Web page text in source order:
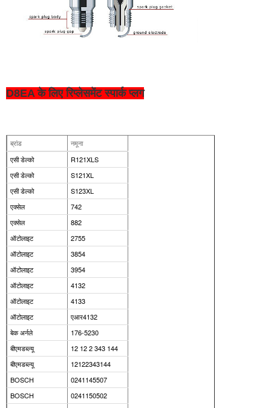
D8EA के लिए रिप्लेसमेंट स्पार्क प्लग
ब्रांड
नमूना
एसी डेल्को
R121XLS
एसी डेल्को
S121XL
एसी डेल्को
S123XL
एक्सेल
742
एक्सेल
882
ऑटोलाइट
2755
ऑटोलाइट
3854
ऑटोलाइट
3954
ऑटोलाइट
4132
ऑटोलाइट
4133
ऑटोलाइट
एआर4132
बेक अर्नले
176-5230
बीएमडब्ल्यू
12 12 2 343 144
बीएमडब्ल्यू
12122343144
BOSCH
0241145507
BOSCH
0241150502